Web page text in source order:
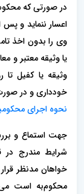
در صورتی که
اعسار ننماید و پس
وی را بدون اخذ
یا وثیقه معتبر و
وثیقه یا کفیل
خودداری و در
نحوه اجرای
جهت استماع و
شرایط مندرج
خواهان مدنظر
محکوم‌به است